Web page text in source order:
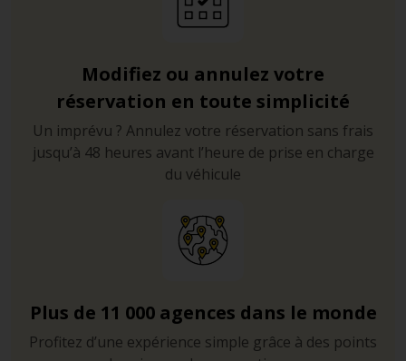
à la fois calme et convivial, et c’est en outre l’endroit
frais vendus sur le marché. A proximité, ne manquez pas
d’explorer la réserve de Capo Gallo et les plages de
Cinisi, Capaci et d’Isola delle Femmine.
Quelques conseils d’hébergement
centro storico di Palermo
cher. Pour ne pas y laisser votre budget, envisagez
plutôt un hôtel à l’extérieur de Palerme et une voiture
Modifiez ou annulez votre
réservation en toute simplicité
Un imprévu ? Annulez votre réservation sans frais
jusqu’à 48 heures avant l’heure de prise en charge
du véhicule
Plus de 11 000 agences dans le monde
Profitez d’une expérience simple grâce à des points